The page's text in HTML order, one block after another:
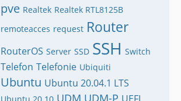
pve Realtek Realtek RTL8125B
remoteacces request Router
RouterOS Server SSD SSH Switch
Telefon Telefonie Ubiquiti
Ubuntu Ubuntu 20.04.1 LTS
UDM UDM-P